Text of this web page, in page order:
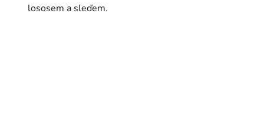
lososem a sleďem.